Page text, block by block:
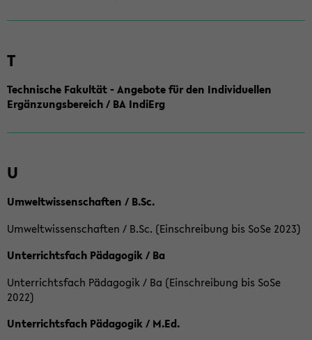
T
Technische Fakultät - Angebote für den Individuellen
Ergänzungsbereich / BA IndiErg
U
Umweltwissenschaften / B.Sc.
Umweltwissenschaften / B.Sc. (Einschreibung bis SoSe 2023)
Unterrichtsfach Pädagogik / Ba
Unterrichtsfach Pädagogik / Ba (Einschreibung bis SoSe
2022)
Unterrichtsfach Pädagogik / M.Ed.